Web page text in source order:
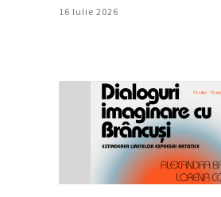
16 Iulie 2026